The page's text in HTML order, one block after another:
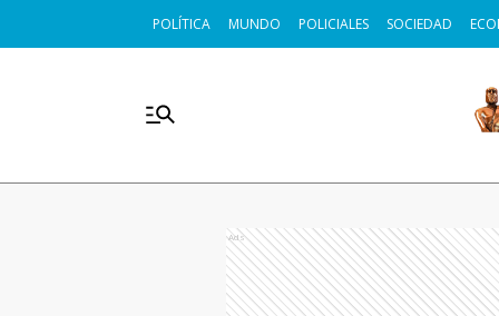
POLÍTICA MUNDO POLICIALES SOCIEDAD
Ads